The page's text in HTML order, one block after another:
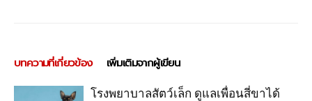
บทความที่เกี่ยวข้อง เพิ่มเติมจากผู้เขียน
โรงพยาบาลสัตว์เล็ก ดูแลเพื่อนสี่ขาได้